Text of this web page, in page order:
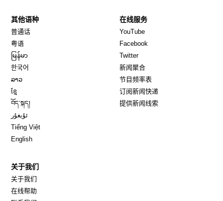
其他语种
普通话
粤语
မြန်မာ
한국어
ລາວ
ខ្មែ
བོད་སྐད།
ئۇيغۇر
Tiếng Việt
English
在线服务
YouTube
Facebook
TwitterOpens in new window
新闻聚合
节目频率表
订阅新闻快递
提供新闻线索
关于我们
关于我们
在线帮助